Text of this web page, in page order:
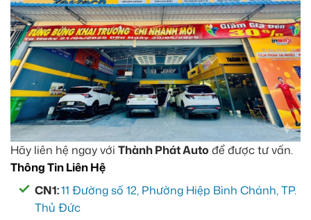
Hãy liên hệ ngay với Thành Phát Auto để được tư vấn.
Thông Tin Liên Hệ
CN1:11 Đường số 12, Phường Hiệp Bình Chánh, TP.
Thủ Đức